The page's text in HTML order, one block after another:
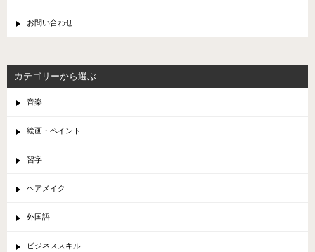
お問い合わせ
カテゴリーから選ぶ
音楽
絵画・ペイント
習字
ヘアメイク
外国語
ビジネススキル